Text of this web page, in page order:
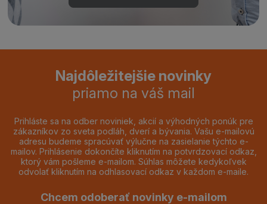
Najdôležitejšie novinky
priamo na váš mail
Prihláste sa na odber noviniek, akcií a výhodných ponúk pre
zákazníkov zo sveta podláh, dverí a bývania. Vašu e-mailovú
adresu budeme spracúvať výlučne na zasielanie týchto e-
mailov. Prihlásenie dokončíte kliknutím na potvrdzovací odkaz,
ktorý vám pošleme e-mailom. Súhlas môžete kedykoľvek
odvolať kliknutím na odhlasovací odkaz v každom e-maile.
Chcem odoberať novinky e-mailom